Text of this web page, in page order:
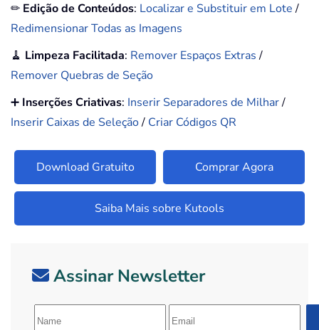
✏ Edição de Conteúdos: Localizar e Substituir em Lote/
Redimensionar Todas as Imagens
🧹 Limpeza Facilitada: Remover Espaços Extras/
Remover Quebras de Seção
➕ Inserções Criativas: Inserir Separadores de Milhar/
Inserir Caixas de Seleção/ Criar Códigos QR
Download Gratuito Comprar Agora
Saiba Mais sobre Kutools
Assinar Newsletter